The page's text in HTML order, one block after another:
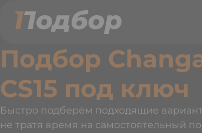
Подбор
CS15 под ключ
Быстро подберём подходящие
не тратя время на самостоятельный